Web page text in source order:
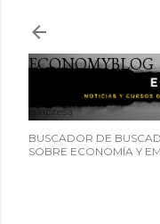
ECONOMYBLOG
Noticias y cursos
empresa
BUSCADOR DE
SOBRE ECONOMÍA Y